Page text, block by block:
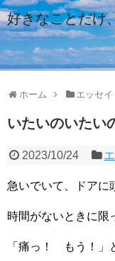
好きなことだけ
ホーム エッセイ
いたいのいたい
2023/10/24
急いでいて、ドアに
時間がないときに限
「痛っ！ もう！」